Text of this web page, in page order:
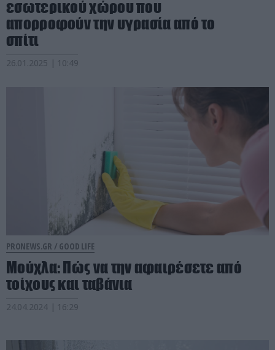
εσωτερικού χώρου που
απορροφούν την υγρασία από το
σπίτι
26.01.2025 | 10:49
PRONEWS.GR / GOOD LIFE
Μούχλα: Πώς να την αφαιρέσετε από
τοίχους και ταβάνια
24.04.2024 | 16:29